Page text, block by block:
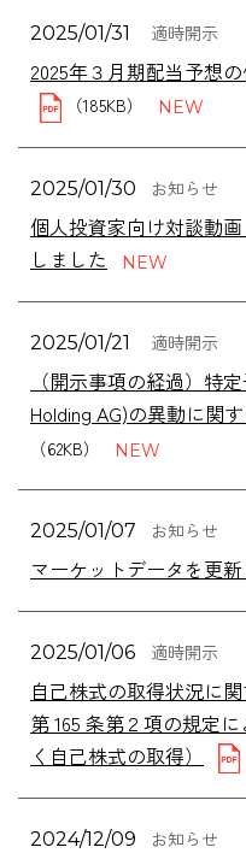
2025/01/31 適時開示
2025年３月期配当予想
（185KB）
2025/01/30 お知らせ
個人投資家向け対談動
しました
2025/01/21 適時開示
（開示事項の経過）特
Holding AG)の異動に関
（62KB）
2025/01/07 お知らせ
マーケットデータを更
2025/01/06 適時開示
自己株式の取得状況に
第 165 条第２項の規定
く自己株式の取得）
2024/12/09 お知らせ